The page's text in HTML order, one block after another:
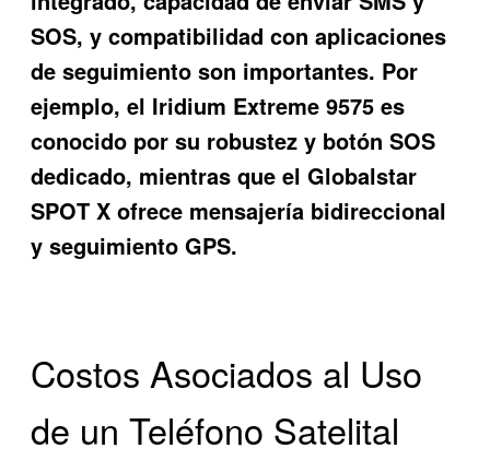
SOS, y compatibilidad con aplicaciones
de seguimiento son importantes. Por
ejemplo, el Iridium Extreme 9575 es
conocido por su robustez y botón SOS
dedicado, mientras que el Globalstar
SPOT X ofrece mensajería bidireccional
y seguimiento GPS.
Costos Asociados al Uso
de un Teléfono Satelital